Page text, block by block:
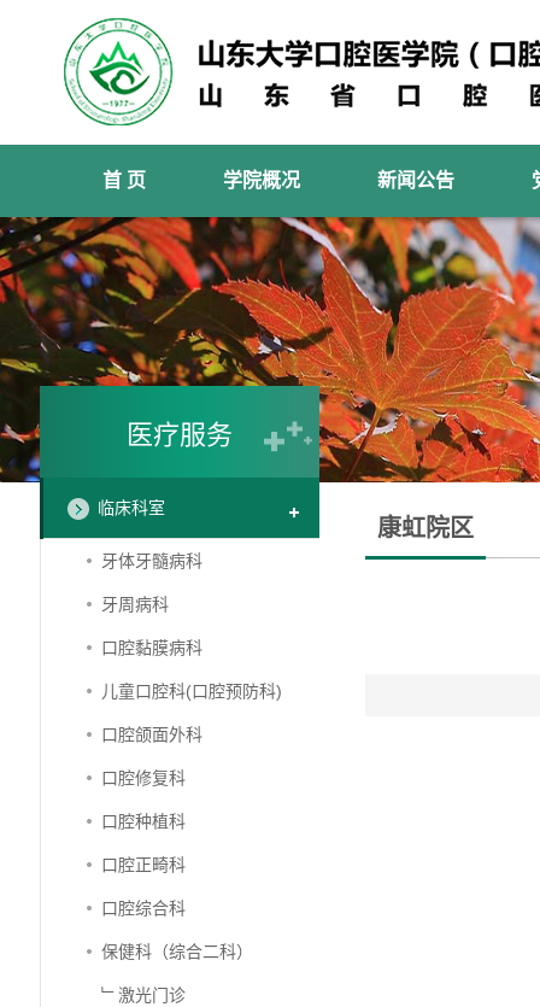
首 页 学院概况 新闻公告
医疗服务
临床科室
牙体牙髓病科
牙周病科
口腔黏膜病科
儿童口腔科(口腔预防科)
口腔颌面外科
口腔修复科
口腔种植科
口腔正畸科
口腔综合科
保健科（综合二科）
﹂激光门诊
康虹院区